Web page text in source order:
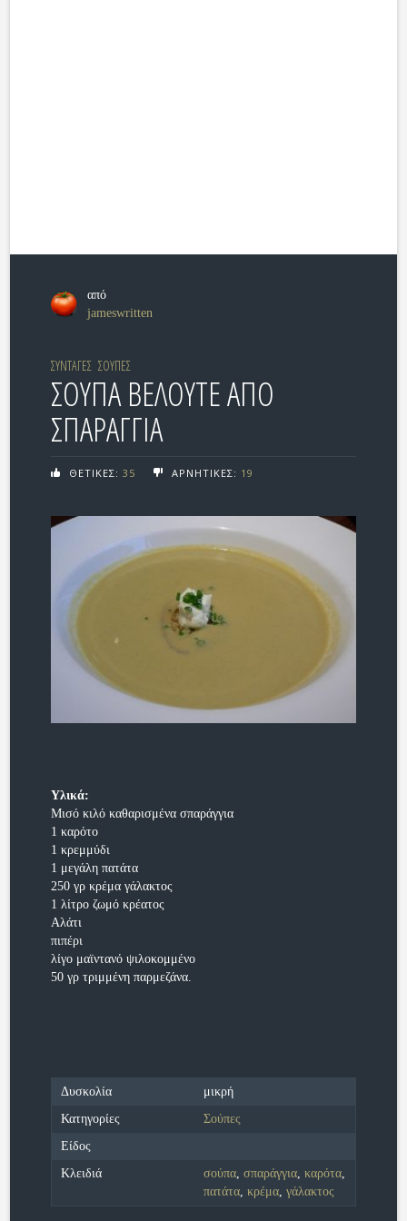
από
jameswritten
ΣΥΝΤΑΓΕΣ ΣΟΥΠΕΣ
ΣΟΥΠΑ ΒΕΛΟΥΤΕ ΑΠΟ
ΣΠΑΡΑΓΓΙΑ
ΘΕΤΙΚΕΣ: 35 ΑΡΝΗΤΙΚΕΣ: 19
Υλικά:
Μισό κιλό καθαρισμένα σπαράγγια
1 καρότο
1 κρεμμύδι
1 μεγάλη πατάτα
250 γρ κρέμα γάλακτος
1 λίτρο ζωμό κρέατος
Αλάτι
πιπέρι
λίγο μαϊντανό ψιλοκομμένο
50 γρ τριμμένη παρμεζάνα.
Δυσκολία
μικρή
Κατηγορίες
Σούπες
Είδος
Κλειδιά
σούπα, σπαράγγια, καρότα,
πατάτα, κρέμα, γάλακτος